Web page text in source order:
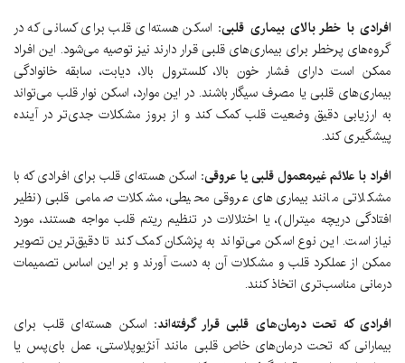
افرادی با خطر بالای بیماری قلبی: اسکن هسته‌ای قلب برای کسانی که در
گروه‌های پرخطر برای بیماری‌های قلبی قرار دارند نیز توصیه می‌شود. این افراد
ممکن است دارای فشار خون بالا، کلسترول بالا، دیابت، سابقه خانوادگی
بیماری‌های قلبی یا مصرف سیگار باشند. در این موارد، اسکن نوار قلب می‌تواند
به ارزیابی دقیق وضعیت قلب کمک کند و از بروز مشکلات جدی‌تر در آینده
پیشگیری کند.
افراد با علائم غیرمعمول قلبی یا عروقی: اسکن هسته‌ای قلب برای افرادی که با
مشکلاتی مانند بیماری‌های عروقی محیطی، مشکلات صمامی قلبی (نظیر
افتادگی دریچه میترال)، یا اختلالات در تنظیم ریتم قلب مواجه هستند، مورد
نیاز است. این نوع اسکن می‌تواند به پزشکان کمک کند تا دقیق‌ترین تصویر
ممکن از عملکرد قلب و مشکلات آن به دست آورند و بر این اساس تصمیمات
درمانی مناسب‌تری اتخاذ کنند.
افرادی که تحت درمان‌های قلبی قرار گرفته‌اند: اسکن هسته‌ای قلب برای
بیمارانی که تحت درمان‌های خاص قلبی مانند آنژیوپلاستی، عمل بای‌پس یا